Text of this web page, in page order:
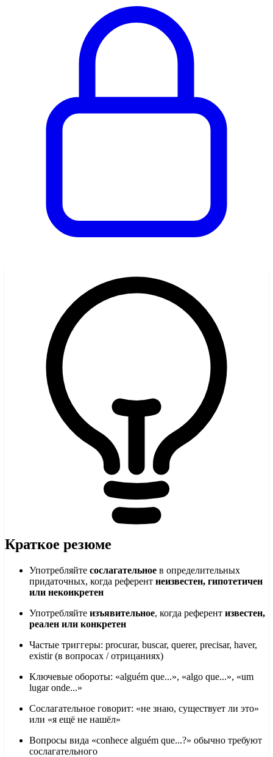
Краткое резюме
Употребляйте сослагательное в определительных
придаточных, когда референт неизвестен, гипотетичен
или неконкретен
Употребляйте изъявительное, когда референт известен,
реален или конкретен
Частые триггеры: procurar, buscar, querer, precisar, haver,
existir (в вопросах / отрицаниях)
Ключевые обороты: «alguém que...», «algo que...», «um
lugar onde...»
Сослагательное говорит: «не знаю, существует ли это»
или «я ещё не нашёл»
Вопросы вида «conhece alguém que...?» обычно требуют
сослагательного